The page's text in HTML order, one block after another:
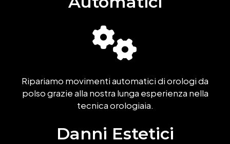
Ripariamo movimenti automatici di orologi da
polso grazie alla nostra lunga esperienza nella
tecnica orologiaia.
Danni Estetici